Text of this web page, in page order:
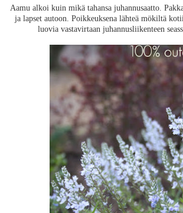
Aamu alkoi kuin mikä tahansa juhannusaatto.
ja lapset autoon. Poikkeuksena lähteä mökiltä
luovia vastavirtaan juhannusliikenteen